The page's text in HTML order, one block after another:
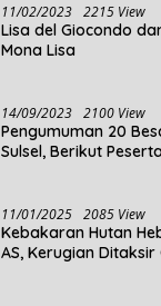
11/02/2023 2215 View
Lisa del Giocondo
Mona Lisa
14/09/2023 2100 View
Pengumuman 20
Sulsel, Berikut
11/01/2025 2085 View
Kebakaran Hutan
AS, Kerugian